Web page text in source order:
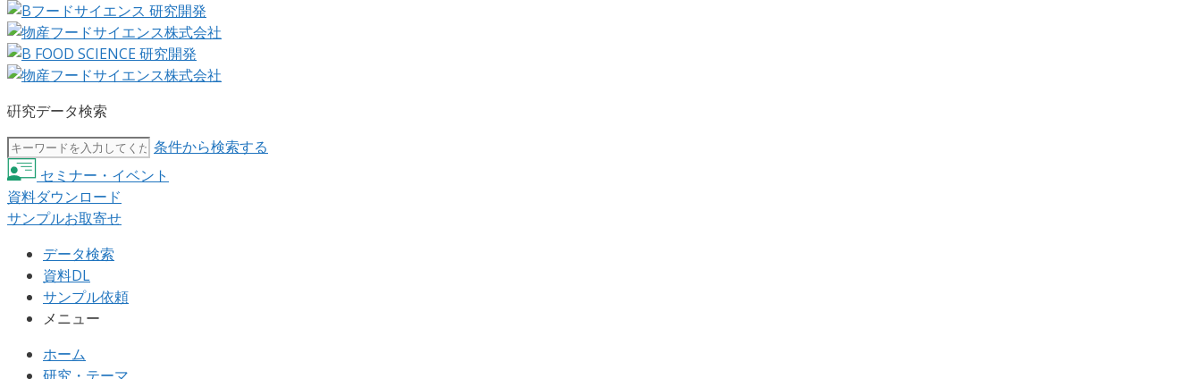
硏究データ検索
条件から検索する
セミナー・イベント
資料ダウンロード
サンプルお取寄せ
データ検索
資料DL
サンプル依頼
メニュー
ホーム